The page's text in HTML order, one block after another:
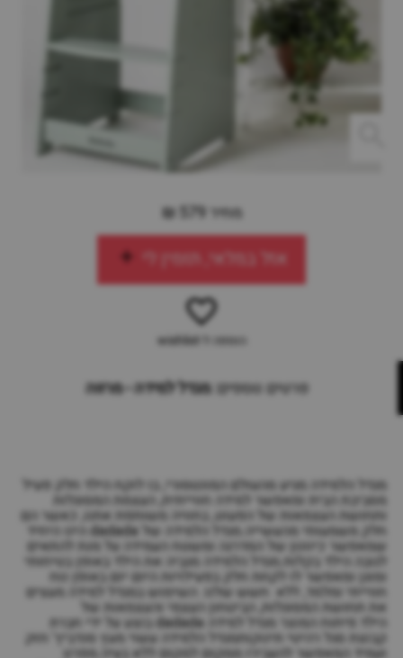
מחיר 579 ₪
אזל במלאי, תזמין לי
הוספה ל-wishlist
פרטים נוספים:מגדל למידה - מרווה
מגדל הלמידה מגיע מהעולם המונטסורי, בו לוקח הילד חלק פעיל
מסביבת הבית ומאפשר למידה חווייתית, העצמת המסוגלות
ותחושת העצמאות של הפעוט, בחוויה משותפת אתנו, כאשר הם
חלק משמעותי מהעשייה.מגדל הלמידה של dadada הינו היחיד
שמאפשר כיוונון של המדרגה ומשטח העמידה על מנת להתאים
לגובה הילד בקלות.מגדל הלמידה מגביה את הילד באופן בטיחותי
ומוגן ומאפשר לו לקחת חלק בפעילויות היום יום באופן נוח
חווייתי ומלמד, ללא חשש שלנו. השימוש במגדל למידה מעצים
את תחושת המסוגלות, הביטחון העצמי והעצמאות של
הילד.פיתוח המוצר מגדל למידה dadada בוצע על ידי חברת
קבוצת סגל רהיטי תינוקותמגדל הלמידה עשוי מעץ סנדביץ' חזק
ועמיד המאפשר להעבירו ממקום למקום ללא בעיה.מפרט